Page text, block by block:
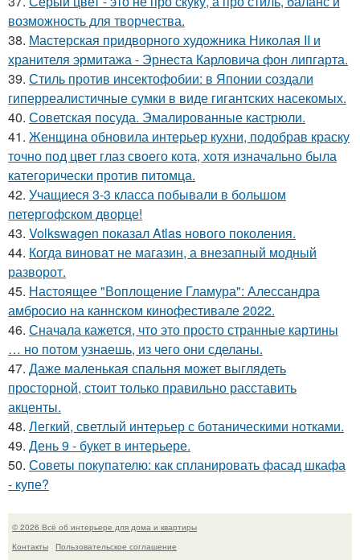
возможность для творчества.
38. Мастерская придворного художника Николая II и
хранителя эрмитажа - Эрнеста Карловича фон липгарта.
39. Стиль против инсектофобии: в Японии создали
гиперреалистичные сумки в виде гигантских насекомых.
40. Советская посуда. Эмалированные кастрюли.
41. Женщина обновила интерьер кухни, подобрав краску
точно под цвет глаз своего кота, хотя изначально была
категорически против питомца.
42. Учащиеся 3-3 класса побывали в большом
петергофском дворце!
43. Volkswagen показал Atlas нового поколения.
44. Когда виноват не магазин, а внезапный модный
разворот.
45. Настоящее "Воплощение Гламура": Алессандра
амбросио на каннском кинофестивале 2022.
46. Сначала кажется, что это просто странные картины
… но потом узнаешь, из чего они сделаны.
47. Даже маленькая спальня может выглядеть
просторной, стоит только правильно расставить
акценты.
48. Легкий, светлый интерьер с ботаническими нотками.
49. День 9 - букет в интерьере.
50. Советы покупателю: как спланировать фасад шкафа
- купе?
© 2026 Всё об интерьере для дома и квартиры
Контакты
Пользовательское соглашение